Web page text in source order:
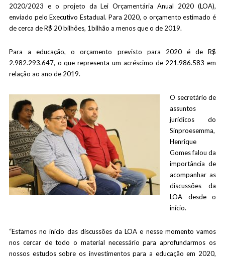
2020/2023 e o projeto da Lei Orçamentária Anual 2020 (LOA),
enviado pelo Executivo Estadual. Para 2020, o orçamento estimado é
de cerca de R$ 20 bilhões, 1bilhão a menos que o de 2019.
Para a educação, o orçamento previsto para 2020 é de R$
2.982.293.647, o que representa um acréscimo de 221.986.583 em
relação ao ano de 2019.
O secretário de
assuntos
jurídicos do
Sinproesemma,
Henrique
Gomes falou da
importância de
acompanhar as
discussões da
LOA desde o
início.
“Estamos no início das discussões da LOA e nesse momento vamos
nos cercar de todo o material necessário para aprofundarmos os
nossos estudos sobre os investimentos para a educação em 2020,